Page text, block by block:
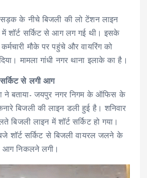
के नीचे बिजली की लो टेंशन लाइन
में शॉर्ट सर्किट से आग लग गई थी। इसके
मौके पर पहुंचे और वायरिंग को
मामला गांधी नगर थाना इलाके का है।
सर्किट से लगी आग
ने बताया- जयपुर नगर निगम के ऑफिस के
बिजली की लाइन डली हुई है। शनिवार
बिजली लाइन में शॉर्ट सर्किट हो गया।
शॉर्ट सर्किट से बिजली वायरल जलने के
आग निकलने लगी।